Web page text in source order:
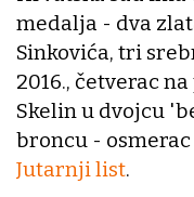
medalja - dva
Sinkovića, tri
2016., četverac
Skelin u dvojcu
broncu - osmerac
Jutarnji list.